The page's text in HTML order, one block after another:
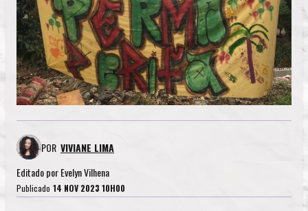
POR VIVIANE LIMA
Editado porEvelyn Vilhena
Publicado 14 NOV 2023 10H00